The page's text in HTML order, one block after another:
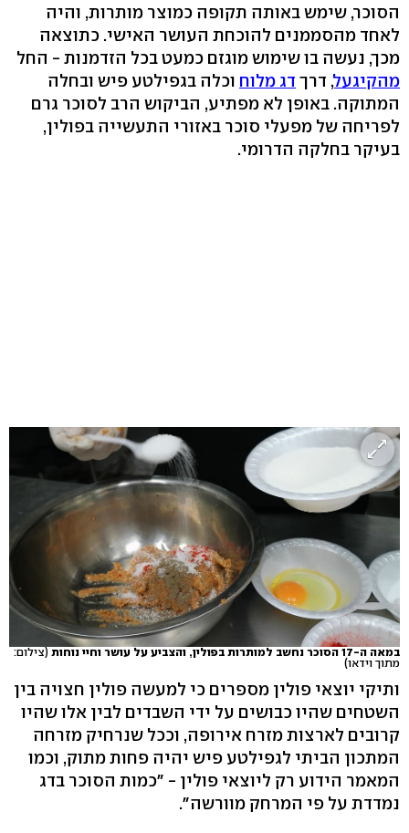
הסוכר, שימש באותה תקופה כמוצר מותרות, והיה
לאחד מהסממנים להוכחת העושר האישי. כתוצאה
מכך, נעשה בו שימוש מוגזם כמעט בכל הזדמנות - החל
מהקיגעל, דרך דג מלוח וכלה בגפילטע פיש ובחלה
המתוקה. באופן לא מפתיע, הביקוש הרב לסוכר גרם
לפריחה של מפעלי סוכר באזורי התעשייה בפולין,
בעיקר בחלקה הדרומי.
במאה ה-17 הסוכר נחשב למותרות בפולין, והצביע על עושר וחיי נוחות
(צילום:
מתוך וידאו)
ותיקי יוצאי פולין מספרים כי למעשה פולין חצויה בין
השטחים שהיו כבושים על ידי השבדים לבין אלו שהיו
קרובים לארצות מזרח אירופה, וככל שנרחיק מזרחה
המתכון הביתי לגפילטע פיש יהיה פחות מתוק, וכמו
המאמר הידוע רק ליוצאי פולין - "כמות הסוכר בדג
נמדדת על פי המרחק מוורשה".